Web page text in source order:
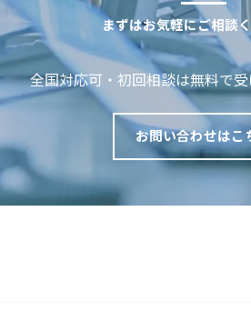
まずはお気軽にご相談く
全国対応可・初回相談は無料で
お問い合わせはこ